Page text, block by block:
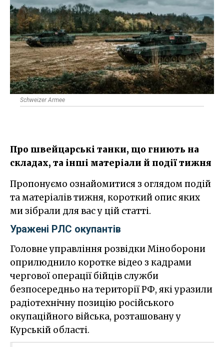
Schweizer Armee
Про швейцарські танки, що гниють на
складах, та інші матеріали й події тижня
Пропонуємо ознайомитися з оглядом подій
та матеріалів тижня, короткий опис яких
ми зібрали для вас у цій статті.
Уражені РЛС окупантів
Головне управління розвідки Міноборони
оприлюднило коротке відео з кадрами
чергової операції бійців служби
безпосередньо на території РФ, які уразили
радіотехнічну позицію російського
окупаційного війська, розташовану у
Курській області.